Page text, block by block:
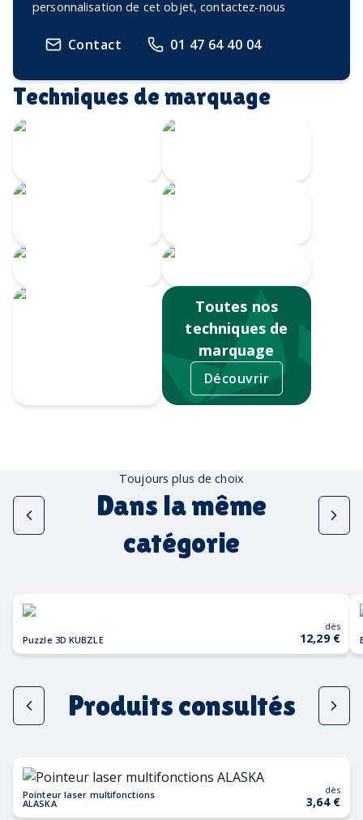
personnalisation de cet objet, contactez-nous
Contact 01 47 64 40 04
Techniques de marquage
Toutes nos
techniques de
marquage
Découvrir
Toujours plus de choix
Dans la même
catégorie
Puzzle 3D KUBZLE
dès
12,29 €
Produits consultés
Pointeur laser multifonctions
ALASKA
dès
3,64 €